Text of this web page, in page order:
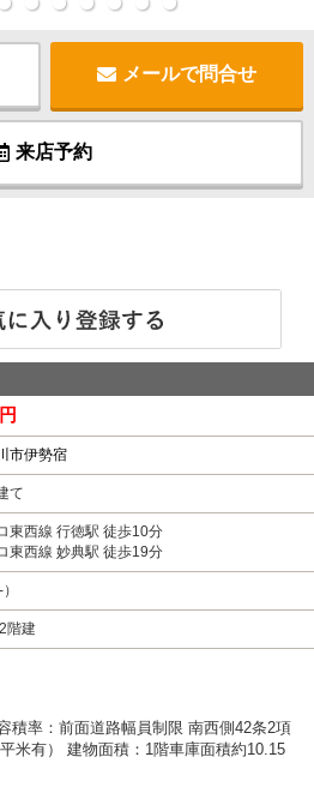
メールで問合せ
来店予約
市伊勢宿
て
東西線 行徳駅 徒歩10分
東西線 妙典駅 徒歩19分
階建
積率：前面道路幅員制限 南西側42条2項
米有） 建物面積：1階車庫面積約10.15